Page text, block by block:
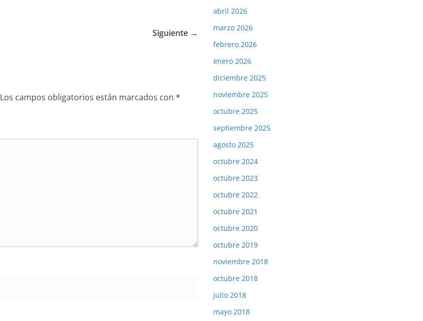
Siguiente →
Los campos obligatorios están marcados con *
abril 2026
marzo 2026
febrero 2026
enero 2026
diciembre 2025
noviembre 2025
octubre 2025
septiembre 2025
agosto 2025
octubre 2024
octubre 2023
octubre 2022
octubre 2021
octubre 2020
octubre 2019
noviembre 2018
octubre 2018
julio 2018
mayo 2018